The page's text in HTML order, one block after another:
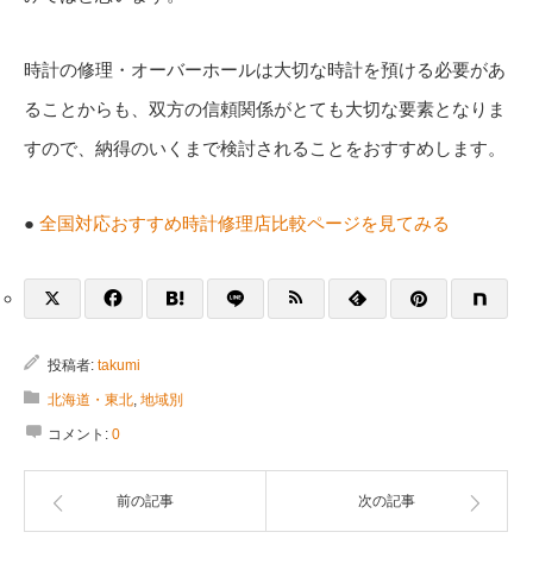
時計の修理・オーバーホールは大切な時計を預ける必要があ
ることからも、双方の信頼関係がとても大切な要素となりま
すので、納得のいくまで検討されることをおすすめします。
● 全国対応おすすめ時計修理店比較ページを見てみる
投稿者: takumi
北海道・東北, 地域別
コメント: 0
前の記事 次の記事